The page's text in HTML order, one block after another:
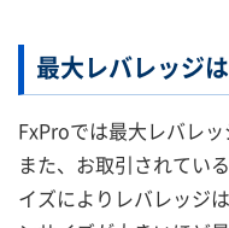
最大レバレッジ
FxProでは最大レバレッ
また、お取引されてい
イズによりレバレッジ